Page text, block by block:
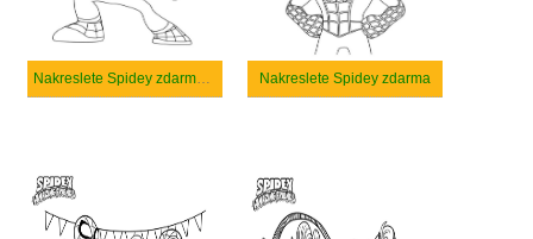
Nakreslete Spidey zdarma snadný Nakreslete Spidey zdarma